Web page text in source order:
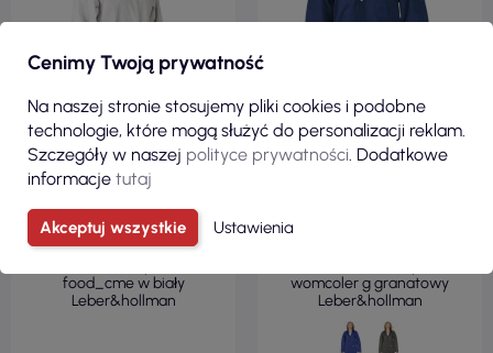
66,57 zł
( 81,89 zł brutto )
food_cme w biały
Leber&hollman
womcoler g granatowy
Leber&hollman
Cenimy Twoją prywatność
Na naszej stronie stosujemy pliki cookies i podobne
technologie, które mogą służyć do personalizacji reklam.
Szczegóły w naszej polityce prywatności. Dodatkowe
informacje tutaj
Akceptuj wszystkie Ustawienia